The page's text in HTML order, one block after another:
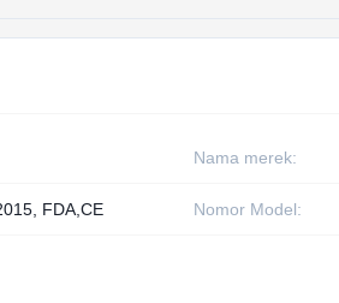
Nama merek:
FDA,CE Nomor Model: